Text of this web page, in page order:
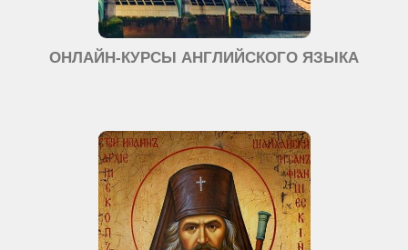
ОНЛАЙН-КУРСЫ АНГЛИЙСКОГО ЯЗЫКА